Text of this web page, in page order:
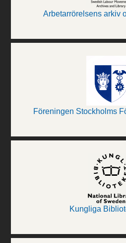
Arbetarrörelsens arkiv
Föreningen Stockholms
Kungliga